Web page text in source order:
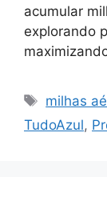
acumular
explorando
Tags
milhas
TudoAzul,